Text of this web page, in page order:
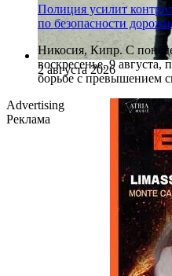
2 августа 2026
Полиция усилит
по безопасности
Никосия, Кипр. С
воскресенье, 9
борьбе с превышением
Advertising
Реклама